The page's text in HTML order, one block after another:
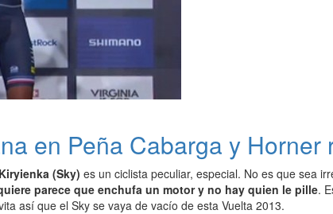
en Peña Cabarga y Horner
(Sky) es un ciclista peculiar, especial. No es que sea
parece que enchufa un motor y no hay quien le pille.
así que el Sky se vaya de vacío de esta Vuelta 2013.